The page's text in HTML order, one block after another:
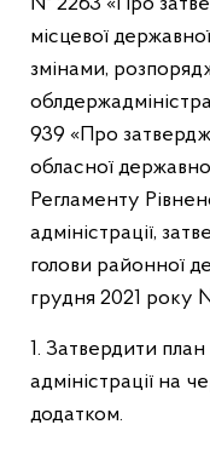
місцевої
змінами,
939 «Про
обласної
Регламенту
адміністрації,
голови районної
грудня 2021 року
1. Затвердити
адміністрації на
додатком.